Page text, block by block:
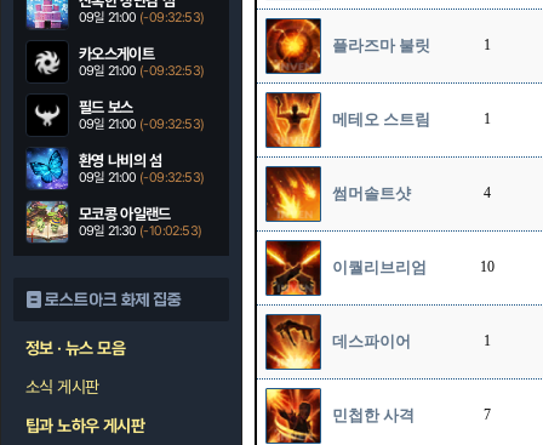
09일 21:00 (-09:32:52)
카오스게이트
09일 21:00 (-09:32:52)
필드 보스
09일 21:00 (-09:32:52)
환영 나비의 섬
09일 21:00 (-09:32:52)
모코콩 아일랜드
09일 21:30 (-10:02:52)
로스트아크 화제 집중
정보 · 뉴스 모음
소식 게시판
팁과 노하우 게시판
플라즈마 불릿 1
메테오 스트림 1
썸머솔트샷 4
이퀄리브리엄 10
데스파이어 1
민첩한 사격 7